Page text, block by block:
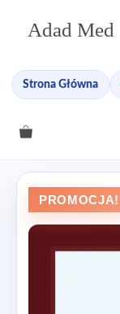
Adad Med
Strona Główna
PROMOCJA!